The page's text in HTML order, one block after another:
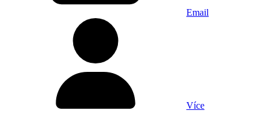
Email
Více